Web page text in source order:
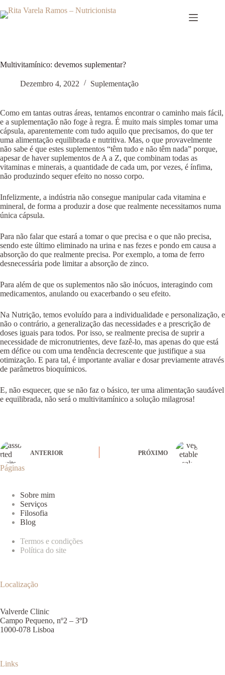
para
Multivitamínico: devemos suplementar?
Dezembro 4, 2022 Suplementação
Como em tantas outras áreas, tentamos encontrar o caminho mais fácil,
e a suplementação não foge à regra. É muito mais simples tomar uma
cápsula, aparentemente com tudo aquilo que precisamos, do que ter
uma alimentação equilibrada e nutritiva. Mas, o que provavelmente
não sabe é que estes suplementos “têm tudo e não têm nada” porque,
apesar de haver suplementos de A a Z, que combinam todas as
vitaminas e minerais, a quantidade de cada um, por vezes, é ínfima,
não produzindo sequer efeito no nosso corpo.
Infelizmente, a indústria não consegue manipular cada vitamina e
mineral, de forma a produzir a dose que realmente necessitamos numa
única cápsula.
Para não falar que estará a tomar o que precisa e o que não precisa,
sendo este último eliminado na urina e nas fezes e pondo em causa a
absorção do que realmente precisa. Por exemplo, a toma de ferro
desnecessária pode limitar a absorção de zinco.
Para além de que os suplementos não são inócuos, interagindo com
medicamentos, anulando ou exacerbando o seu efeito.
Na Nutrição, temos evoluído para a individualidade e personalização, e
não o contrário, a generalização das necessidades e a prescrição de
doses iguais para todos. Por isso, se realmente precisa de suprir a
necessidade de micronutrientes, deve fazê-lo, mas apenas do que está
em défice ou com uma tendência decrescente que justifique a sua
otimização. E para tal, é importante avaliar e dosar previamente através
de parâmetros bioquímicos.
E, não esquecer, que se não faz o básico, ter uma alimentação saudável
e equilibrada, não será o multivitamínico a solução milagrosa!
ANTERIOR PRÓXIMO
Páginas
Sobre mim
Serviços
Filosofia
Blog
Termos e condições
Política do site
Localização
Valverde Clinic
Campo Pequeno, nº2 – 3ºD
1000-078 Lisboa
Links